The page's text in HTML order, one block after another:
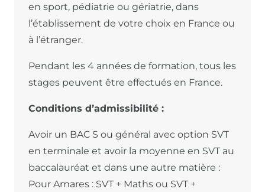
en sport, pédiatrie ou gériatrie, dans
l’établissement de votre choix en France ou
à l’étranger.
Pendant les 4 années de formation, tous les
stages peuvent être effectués en France.
Conditions d’admissibilité :
Avoir un BAC S ou général avec option SVT
en terminale et avoir la moyenne en SVT au
baccalauréat et dans une autre matière :
Pour Amares : SVT + Maths ou SVT +